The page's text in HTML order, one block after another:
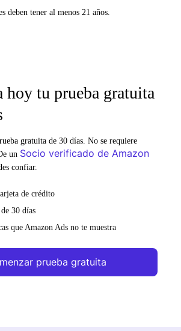
deben tener al menos 21 años.
hoy tu prueba gratuita
gratuita de 30 días. No se requiere
un Socio verificado de Amazon
confiar.
de crédito
30 días
que Amazon Ads no te muestra
prueba gratuita